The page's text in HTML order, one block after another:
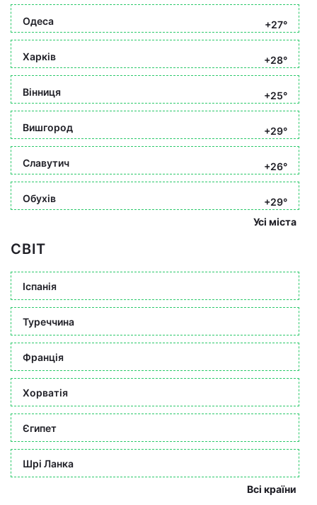
Одеса +27°
Харків +28°
Вінниця +25°
Вишгород +29°
Славутич +26°
Обухів
+29°
Усі міста
СВІТ
Іспанія
Туреччина
Франція
Хорватія
Єгипет
Шрі Ланка
Всі країни